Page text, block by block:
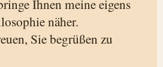
Ihnen meine eigens
näher.
Sie begrüßen zu